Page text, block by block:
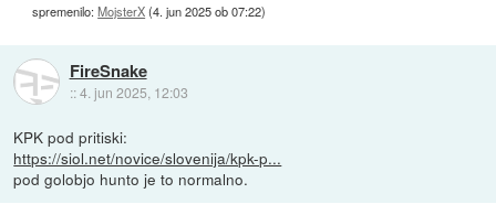
spremenilo:MojsterX(4. jun 2025 ob 07:22)
FireSnake
::4. jun 2025, 12:03
KPK pod pritiski:
https://siol.net/novice/slovenija/kpk-p...
pod golobjo hunto je to normalno.